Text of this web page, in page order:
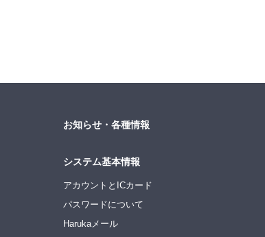
お知らせ・各種情報
システム基本情報
アカウントとICカード
パスワードについて
Harukaメール